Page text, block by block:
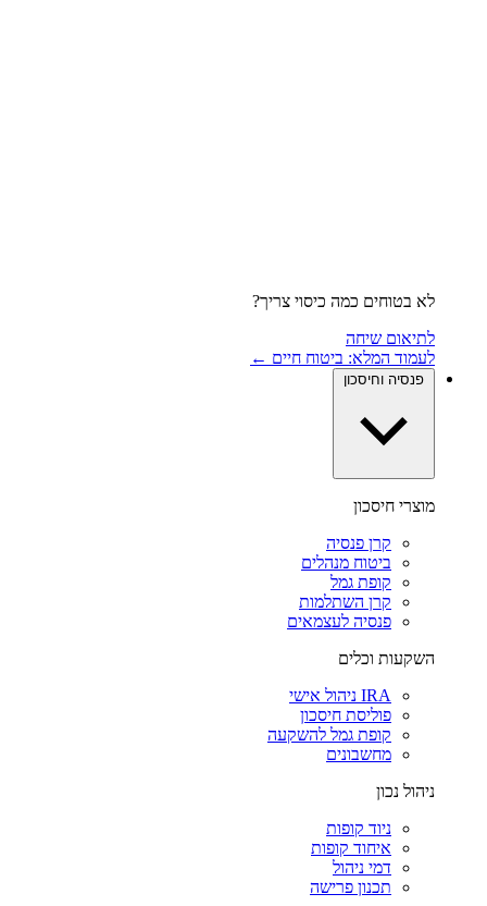
לא בטוחים כמה כיסוי צריך?
לתיאום שיחה
לעמוד המלא: ביטוח חיים ←
פנסיה וחיסכון
מוצרי חיסכון
קרן פנסיה
ביטוח מנהלים
קופת גמל
קרן השתלמות
פנסיה לעצמאים
השקעות וכלים
IRA ניהול אישי
פוליסת חיסכון
קופת גמל להשקעה
מחשבונים
ניהול נכון
ניוד קופות
איחוד קופות
דמי ניהול
תכנון פרישה